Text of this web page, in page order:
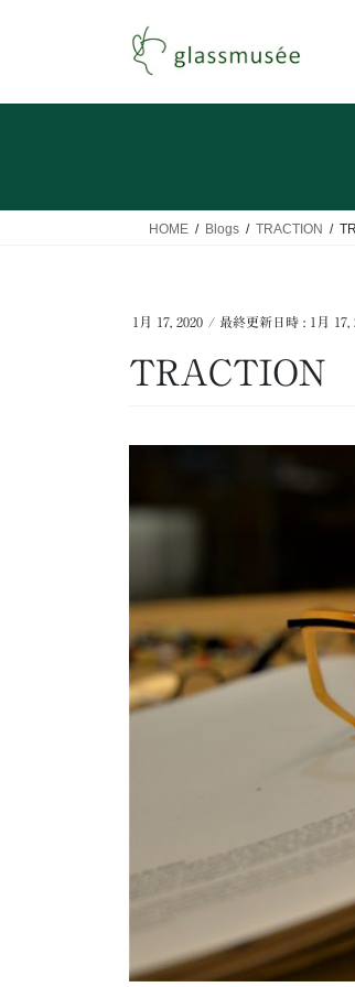
HOME Blogs TRACTION
1月 17, 2020 / 最終更新日時 : 1月 17,
TRACTION